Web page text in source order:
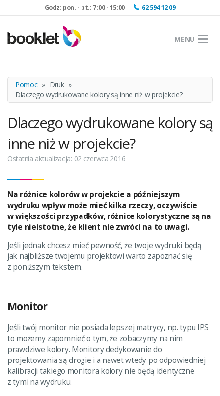
Godz: pon. - pt.: 7:00 - 15:00 62 594 12 09
MENU
Pomoc » Druk »
Dlaczego wydrukowane kolory są inne niż w projekcie?
Dlaczego wydrukowane kolory są
inne niż w projekcie?
Ostatnia aktualizacja: 02 czerwca 2016
Na różnice kolorów w projekcie a późniejszym
wydruku wpływ może mieć kilka rzeczy, oczywiście
w większości przypadków, różnice kolorystyczne są na
tyle nieistotne, że klient nie zwróci na to uwagi.
Jeśli jednak chcesz mieć pewność, że twoje wydruki będą
jak najbliższe twojemu projektowi warto zapoznać się
z poniższym tekstem.
Monitor
Jeśli twój monitor nie posiada lepszej matrycy, np. typu IPS
to możemy zapomnieć o tym, że zobaczymy na nim
prawdziwe kolory. Monitory dedykowanie do
projektowania są drogie i a nawet wtedy po odpowiedniej
kalibracji takiego monitora kolory nie będą identyczne
z tymi na wydruku.